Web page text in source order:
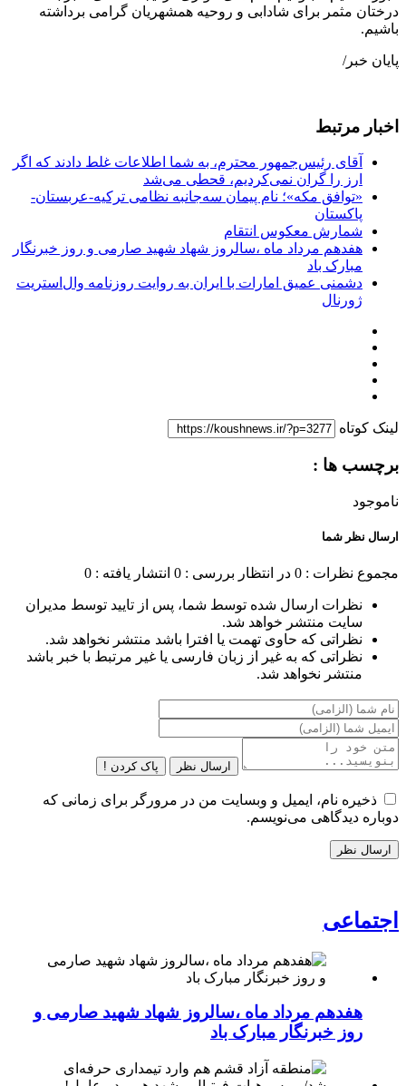
درختان مثمر برای شادابی و روحیه همشهریان گرامی برداشته
باشیم.
پایان خبر/
اخبار مرتبط
آقای رئیس‌جمهور محترم، به شما اطلاعات غلط دادند که اگر
ارز را گران نمی‌کردیم، قحطی می‌شد
«توافق مکه»؛ نام پیمان سه‌جانبه نظامی ترکیه-عربستان-
پاکستان
شمارش معکوس انتقام
هفدهم مرداد ماه ،سالروز شهاد شهید صارمی و روز خبرنگار
مبارک باد
دشمنی عمیق امارات با ایران به روایت روزنامه وال‌استریت
ژورنال
لینک کوتاه
برچسب ها :
ناموجود
ارسال نظر شما
مجموع نظرات : 0 در انتظار بررسی : 0 انتشار یافته : 0
نظرات ارسال شده توسط شما، پس از تایید توسط مدیران
سایت منتشر خواهد شد.
نظراتی که حاوی تهمت یا افترا باشد منتشر نخواهد شد.
نظراتی که به غیر از زبان فارسی یا غیر مرتبط با خبر باشد
منتشر نخواهد شد.
ارسال نظر پاک کردن !
ذخیره نام، ایمیل و وبسایت من در مرورگر برای زمانی که
دوباره دیدگاهی می‌نویسم.
اجتماعی
هفدهم مرداد ماه ،سالروز شهاد شهید صارمی و
روز خبرنگار مبارک باد